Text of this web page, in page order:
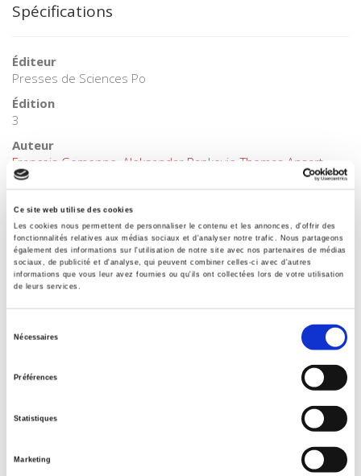
Ce site web utilise des cookies
Les cookies nous permettent de personnaliser le contenu et les annonces, d'offrir des
fonctionnalités relatives aux médias sociaux et d'analyser notre trafic. Nous partageons
également des informations sur l'utilisation de notre site avec nos partenaires de médias
sociaux, de publicité et d'analyse, qui peuvent combiner celles-ci avec d'autres
informations que vous leur avez fournies ou qu'ils ont collectées lors de votre utilisation
de leurs services.
Nécessaires
Préférences
Statistiques
Marketing
Spécifications
Éditeur
Presses de Sciences Po
Édition
3
Auteur
François Gemenne Aleksandar Rankovic ,Thomas Ansart
Benoît Martin
Préface de
Bruno Latour
Postface de
Jan Zalasiewicz
Collection
Atlas
Langue
Catégorie (éditeur)
Developpement /
Relations internationales